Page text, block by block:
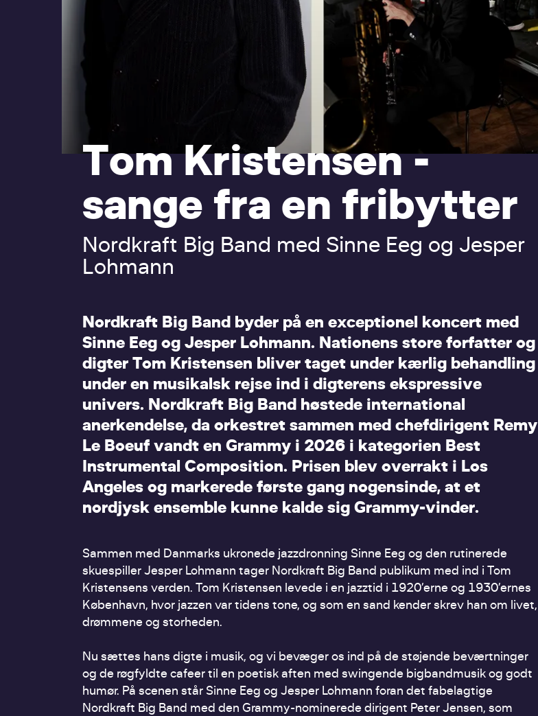
TomKristensen-
sange fra en fribytter
Nordkraft Big Band med Sinne Eeg og Jesper
Lohmann
Nordkraft Big Band byder på en exceptionel koncert med
Sinne Eeg og Jesper Lohmann. Nationens store forfatter og
digter Tom Kristensen bliver taget under kærlig behandling
under en musikalsk rejse ind i digterens ekspressive
univers. Nordkraft Big Band høstede international
anerkendelse, da orkestret sammen med chefdirigent Remy
Le Boeuf vandt en Grammy i 2026 i kategorien Best
Instrumental Composition. Prisen blev overrakt i Los
Angeles og markerede første gang nogensinde, at et
nordjysk ensemble kunne kalde sig Grammy-vinder.
Sammen med Danmarks ukronede jazzdronning Sinne Eeg og den rutinerede
skuespiller Jesper Lohmann tager Nordkraft Big Band publikum med ind i Tom
Kristensens verden. Tom Kristensen levede i en jazztid i 1920’erne og 1930’ernes
København, hvor jazzen var tidens tone, og som en sand kender skrev han om livet,
drømmene og storheden.
Nu sættes hans digte i musik, og vi bevæger os ind på de støjende beværtninger
og de røgfyldte cafeer til en poetisk aften med swingende bigbandmusik og godt
humør. På scenen står Sinne Eeg og Jesper Lohmann foran det fabelagtige
Nordkraft Big Band med den Grammy-nominerede dirigent Peter Jensen, som